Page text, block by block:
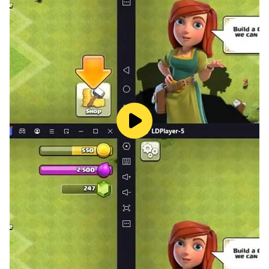
veteranos quanto para novatos, ROX é o futuro dos
MMORPGs clássicos.
◈ Uma Economia Real Feita pelos Jogadores ◈
Basta ganhar, negociar e prosperar. No ROX,
equipamentos poderosos são derrubados por chefes e
obtidos por negociações entre jogadores. Preveja
tendências de mercado, domine a casa de leilões e
dispute com milhares de jogadores em uma economia
compartilhada. Isso é Trade-to-Win, não Pay-to-Win.
◈ Um Mundo Vivo de Aventuras e Batalhas ◈
Embarque em missões solo, desafie masmorras ou
forme equipes para eventos multijogador massivos.
Explore diversas regiões repletas de histórias épicas e
desafios reais. Junte-se a um clã, faça amigos para a
vida toda e vivencie uma comunidade MMO